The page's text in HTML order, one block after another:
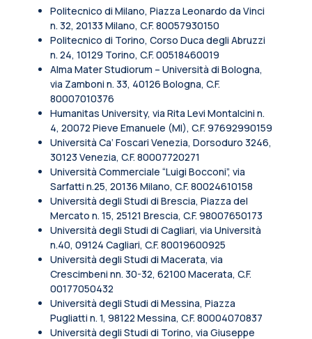
Politecnico di Milano, Piazza Leonardo da Vinci
n. 32, 20133 Milano, C.F. 80057930150
Politecnico di Torino, Corso Duca degli Abruzzi
n. 24, 10129 Torino, C.F. 00518460019
Alma Mater Studiorum – Università di Bologna,
via Zamboni n. 33, 40126 Bologna, C.F.
80007010376
Humanitas University, via Rita Levi Montalcini n.
4, 20072 Pieve Emanuele (MI), C.F. 97692990159
Università Ca’ Foscari Venezia, Dorsoduro 3246,
30123 Venezia, C.F. 80007720271
Università Commerciale “Luigi Bocconi”, via
Sarfatti n.25, 20136 Milano, C.F. 80024610158
Università degli Studi di Brescia, Piazza del
Mercato n. 15, 25121 Brescia, C.F. 98007650173
Università degli Studi di Cagliari, via Università
n.40, 09124 Cagliari, C.F. 80019600925
Università degli Studi di Macerata, via
Crescimbeni nn. 30-32, 62100 Macerata, C.F.
00177050432
Università degli Studi di Messina, Piazza
Pugliatti n. 1, 98122 Messina, C.F. 80004070837
Università degli Studi di Torino, via Giuseppe